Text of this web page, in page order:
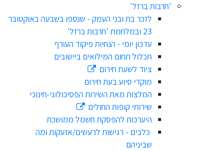
'חרבות ברזל'
לזכר בת ובני העמק - שנספו בשבעה באוקטובר
23 ובמלחמת 'חרבות ברזל'
עדכון יומי - הנחיות פיקוד העורף
תכלול תחום המילואים ביישובים
ציוד לשעת חירום
מוקדי סיוע בעת חירום
המלצות מאת השירות הפסיכולוגי-חינוכי
שירותי קופות החולים
היערכות להפסקת חשמל ממושכת
כלבים - רגישות לרעשים/אזעקות ומה
שביניהם